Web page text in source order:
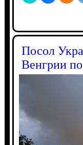
Посол
Венгрии